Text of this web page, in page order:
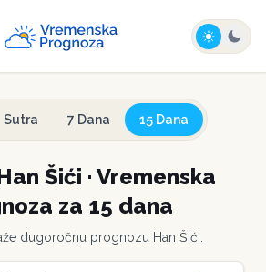
Sutra 7 Dana 15 Dana
Šići · Vremenska
za 15 dana
dugoročnu prognozu Han Šići